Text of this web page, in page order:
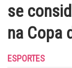
se
na Copa
ESPORTES